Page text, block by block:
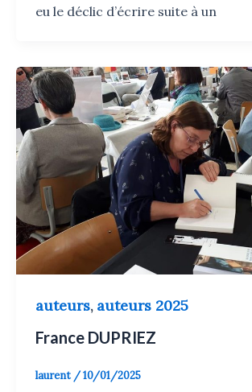
eu le déclic d’écrire suite à un
auteurs, auteurs 2025
France DUPRIEZ
laurent /10/01/2025